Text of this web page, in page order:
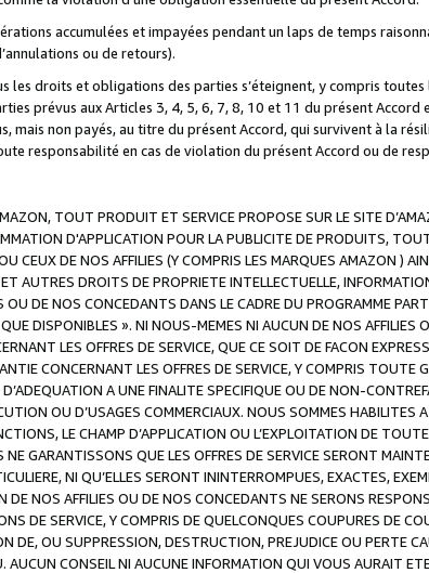
accumulées et impayées pendant un laps de temps
ou de retours).
les droits et obligations des parties s’éteignent, y compris
prévus aux Articles 3, 4, 5, 6, 7, 8, 10 et 11 du présent
mais non payés, au titre du présent Accord, qui survivent à la
responsabilité en cas de violation du présent Accord ou de
TOUT PRODUIT ET SERVICE PROPOSE SUR LE SITE
D'APPLICATION POUR LA PUBLICITE DE PRODUITS,
CEUX DE NOS AFFILIES (Y COMPRIS LES MARQUES AMAZON )
AUTRES DROITS DE PROPRIETE INTELLECTUELLE,
DE NOS CONCEDANTS DANS LE CADRE DU PROGRAMME
DISPONIBLES ». NI NOUS-MEMES NI AUCUN DE NOS
LES OFFRES DE SERVICE, QUE CE SOIT DE FACON
CONCERNANT LES OFFRES DE SERVICE, Y COMPRIS TOUTE
A UNE FINALITE SPECIFIQUE OU DE NON-
OU D’USAGES COMMERCIAUX. NOUS SOMMES HABILITES
LE CHAMP D’APPLICATION OU L’EXPLOITATION DE
GARANTISSONS QUE LES OFFRES DE SERVICE SERONT
NI QU’ELLES SERONT ININTERROMPUES, EXACTES,
NOS AFFILIES OU DE NOS CONCEDANTS NE SERONS
DE SERVICE, Y COMPRIS DE QUELCONQUES COUPURES DE
DE, OU SUPPRESSION, DESTRUCTION, PREJUDICE OU PERTE
CONSEIL NI AUCUNE INFORMATION QUI VOUS AURAIT